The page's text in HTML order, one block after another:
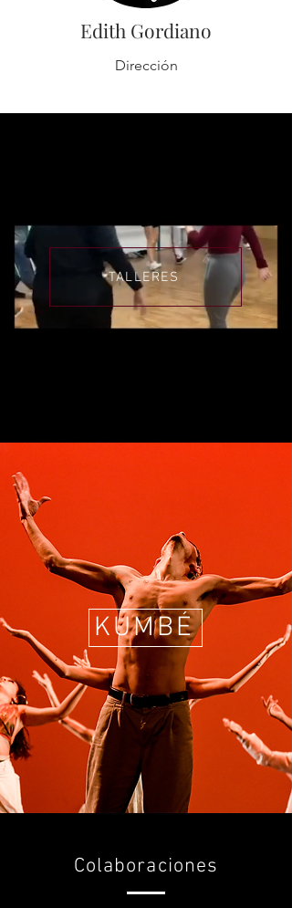
Edith Gordiano
Dirección
TALLERES
KUMBÉ
Colaboraciones